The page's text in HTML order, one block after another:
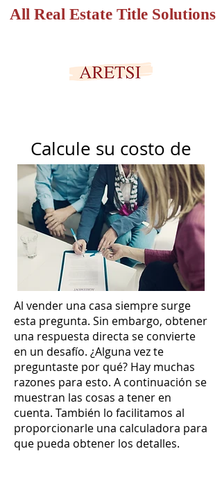
All Real Estate Title Solutions
Calcule su costo de
cierre
Al vender una casa siempre surge
esta pregunta. Sin embargo, obtener
una respuesta directa se convierte
en un desafío. ¿Alguna vez te
preguntaste por qué? Hay muchas
razones para esto. A continuación se
muestran las cosas a tener en
cuenta. También lo facilitamos al
proporcionarle una calculadora para
que pueda obtener los detalles.